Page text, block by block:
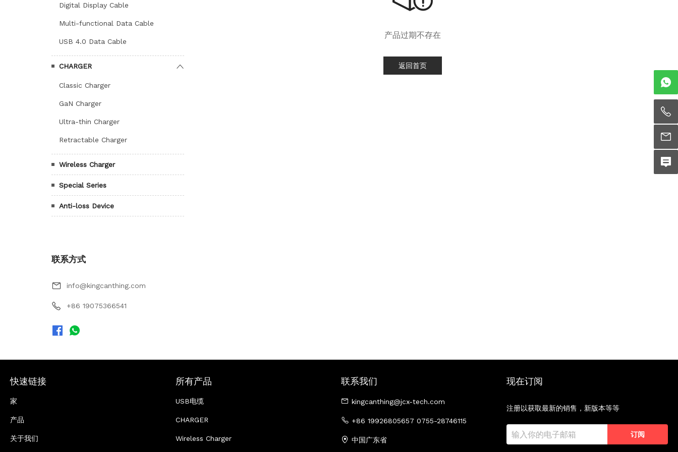
Digital Display Cable
Multi-functional Data Cable
USB 4.0 Data Cable
CHARGER
Classic Charger
GaN Charger
Ultra-thin Charger
Retractable Charger
Wireless Charger
Special Series
Anti-loss Device
联系方式
info@kingcanthing.com
+86 19075366541
产品过期不存在
返回首页
快速链接
家
产品
关于我们
所有产品
USB电缆
CHARGER
Wireless Charger
联系我们
kingcanthing@jcx-tech.com
+86 19926805657 0755-28746115
中国广东省
现在订阅
注册以获取最新的销售，新版本等等
订阅